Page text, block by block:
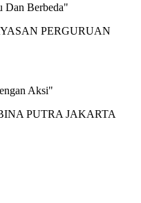
Dan Berbeda"
PERGURUAN
Aksi"
PUTRA JAKARTA